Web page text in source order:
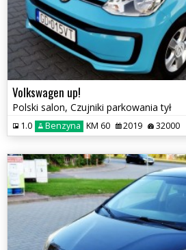
Volkswagen up!
Polski salon, Czujniki parkowania tył
1.0 Benzyna KM 60 2019 32000